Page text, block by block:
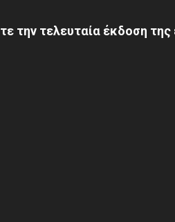
την τελευταία έκδοση